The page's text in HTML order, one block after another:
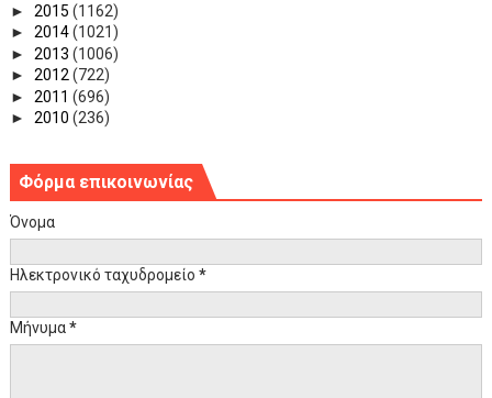
► 2015 (1162)
► 2014(1021)
► 2013 (1006)
► 2012(722)
► 2011 (696)
► 2010 (236)
Φόρμα επικοινωνίας
Όνομα
Ηλεκτρονικό ταχυδρομείο *
Μήνυμα*